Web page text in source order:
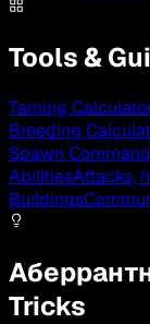
Tools &
Taming
Breeding
Spawn Command
AbilitiesAttacks,
Buildings
Tricks